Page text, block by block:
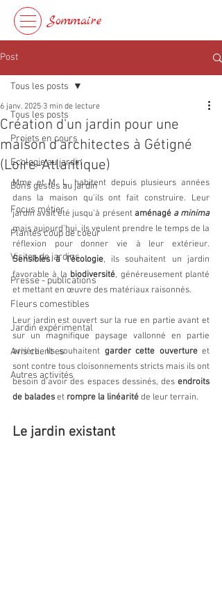
Sommaire
Post
Tous les posts
Projets en cours
Ecologie au jardin
Bons gestes au jardin
Focus métier
Plantes coup de coeur
Visites de jardins
Presse - publications
Fleurs comestibles
Jardin expérimental
Avis client·es
Autres activités
Tous les posts
Création d'un jardin pour une
maison d'architectes à Gétigné
(Loire-Atlantique)
6 janv. 2025 3 min de lecture
Mme et M. L. habitent depuis plusieurs années
dans la maison qu'ils ont fait construire. Leur
jardin avait été jusqu'à présent aménagé a minima
mais aujourd'hui, ils veulent prendre le temps de la
Sensibles à l'écologie, ils souhaitent un jardin
favorable à la biodiversité, généreusement planté
et mettant en œuvre des matériaux raisonnés.
Leur jardin est ouvert sur la rue en partie avant et
sur un magnifique paysage vallonné en partie
arrière. Ils souhaitent garder cette ouverture et
sont contre tous cloisonnements stricts mais ils ont
besoin d'avoir des espaces dessinés, des endroits
de balades et rompre la linéarité de leur terrain.
Le jardin existant